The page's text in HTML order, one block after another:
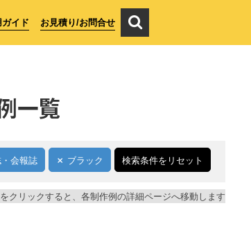
ガイド お見積り/お問合せ
一覧
会報誌 ブラック 検索条件をリセット
クリックすると、各制作例の詳細ページへ移動します